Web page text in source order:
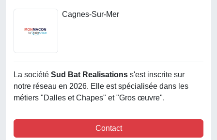
Cagnes-Sur-Mer
La société Sud Bat Realisations s'est inscrite sur
notre réseau en 2026. Elle est spécialisée dans les
métiers "Dalles et Chapes" et "Gros œuvre".
Contact